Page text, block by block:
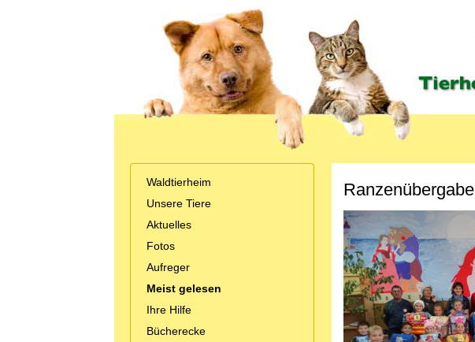
Waldtierheim
Unsere Tiere
Aktuelles
Fotos
Aufreger
Meist gelesen
Ihre Hilfe
Bücherecke
Ranzenübergabe